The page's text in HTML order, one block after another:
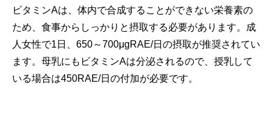
ビタミンAは、体内で合成することができない栄養素の
ため、食事からしっかりと摂取する必要があります。成
人女性で1日、650～700μgRAE/日の摂取が推奨されてい
ます。母乳にもビタミンAは分泌されるので、授乳して
いる場合は450RAE/日の付加が必要です。